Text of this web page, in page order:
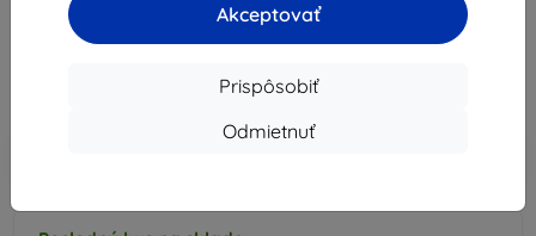
Akceptovať
Prispôsobiť
Odmietnuť
15,90 €
14,32 €